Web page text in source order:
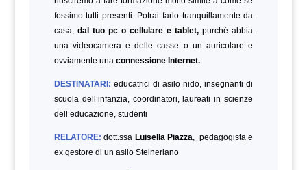
fossimo tutti presenti. Potrai farlo tranquillamente da
casa, dal tuo pc o cellulare e tablet, purché abbia
una videocamera e delle casse o un auricolare e
ovviamente una connessione Internet.
DESTINATARI: educatrici di asilo nido, insegnanti di
scuola dell’infanzia, coordinatori, laureati in scienze
dell’educazione, studenti
RELATORE: dott.ssa Luisella Piazza, pedagogista e
ex gestore di un asilo Steineriano